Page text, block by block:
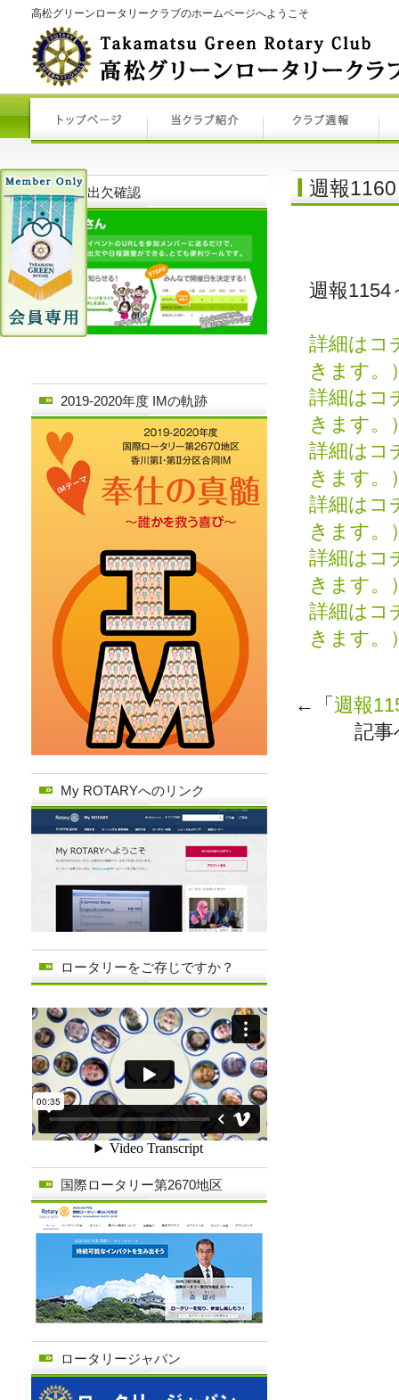
高松グリーンロータリークラブのホームページへようこそ
週報
週報1154
詳細はコ
きます。
詳細はコ
きます。
詳細はコ
きます。
詳細はコ
きます。
詳細はコ
きます。
詳細はコ
きます。
←「 週報
記事
例会出欠確認
2019-2020年度 IMの軌跡
My ROTARYへのリンク
ロータリーをご存じですか？
国際ロータリー第2670地区
ロータリージャパン